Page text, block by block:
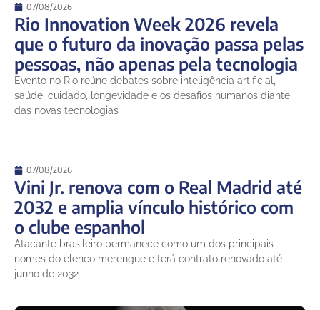
07/08/2026
Rio Innovation Week 2026 revela
que o futuro da inovação passa pelas
pessoas, não apenas pela tecnologia
Evento no Rio reúne debates sobre inteligência artificial,
saúde, cuidado, longevidade e os desafios humanos diante
das novas tecnologias
07/08/2026
Vini Jr. renova com o Real Madrid até
2032 e amplia vínculo histórico com
o clube espanhol
Atacante brasileiro permanece como um dos principais
nomes do elenco merengue e terá contrato renovado até
junho de 2032